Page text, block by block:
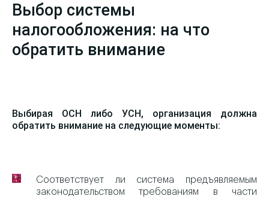
Выбор системы
налогообложения: на что
обратить внимание
Выбирая ОСН либо УСН, организация должна
обратить внимание на следующие моменты:
Соответствует ли система предъявляемым
законодательством требованиям в части